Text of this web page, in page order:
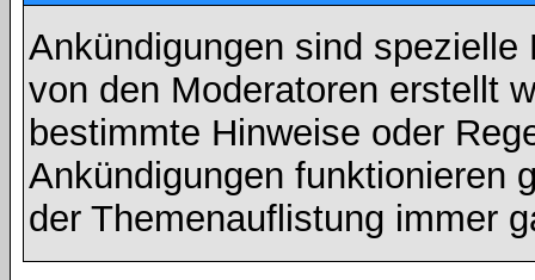
Ankündigungen sind
von den Moderatoren erstellt
bestimmte Hinweise oder
Ankündigungen funktionieren
der Themenauflistung immer